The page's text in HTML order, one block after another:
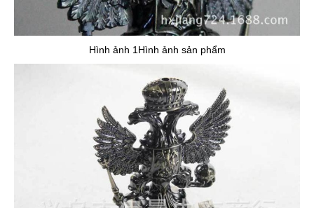
Hình ảnh 1Hình ảnh sản phẩm